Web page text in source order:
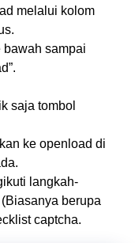
melalui kolom
bawah sampai
saja tombol
ke openload di
langkah-
berupa
captcha.